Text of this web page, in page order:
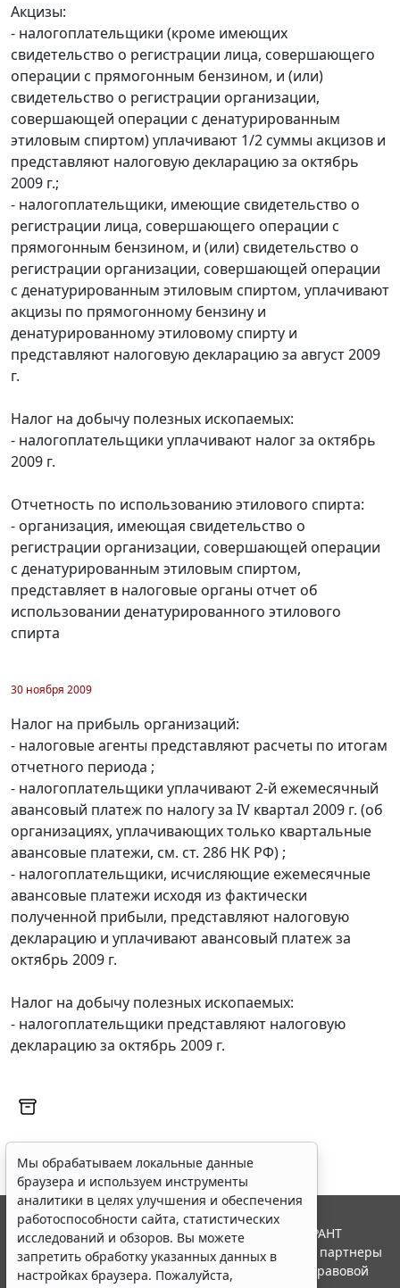
Акцизы:
- налогоплательщики (кроме имеющих
свидетельство о регистрации лица, совершающего
операции с прямогонным бензином, и (или)
свидетельство о регистрации организации,
совершающей операции с денатурированным
этиловым спиртом) уплачивают 1/2 суммы акцизов и
представляют налоговую декларацию за октябрь
2009 г.;
- налогоплательщики, имеющие свидетельство о
регистрации лица, совершающего операции с
прямогонным бензином, и (или) свидетельство о
регистрации организации, совершающей операции
с денатурированным этиловым спиртом, уплачивают
акцизы по прямогонному бензину и
денатурированному этиловому спирту и
представляют налоговую декларацию за август 2009
г.
Налог на добычу полезных ископаемых:
- налогоплательщики уплачивают налог за октябрь
2009 г.
Отчетность по использованию этилового спирта:
- организация, имеющая свидетельство о
регистрации организации, совершающей операции
с денатурированным этиловым спиртом,
представляет в налоговые органы отчет об
использовании денатурированного этилового
спирта
30 ноября 2009
Налог на прибыль организаций:
- налоговые агенты представляют расчеты по итогам
отчетного периода ;
- налогоплательщики уплачивают 2-й ежемесячный
авансовый платеж по налогу за IV квартал 2009 г. (об
организациях, уплачивающих только квартальные
авансовые платежи, см. ст. 286 НК РФ) ;
- налогоплательщики, исчисляющие ежемесячные
авансовые платежи исходя из фактически
полученной прибыли, представляют налоговую
декларацию и уплачивают авансовый платеж за
октябрь 2009 г.
Налог на добычу полезных ископаемых:
- налогоплательщики представляют налоговую
декларацию за октябрь 2009 г.
Мы обрабатываем локальные данные
браузера и используем инструменты
аналитики в целях улучшения и обеспечения
работоспособности сайта, статистических
исследований и обзоров. Вы можете
запретить обработку указанных данных в
настройках браузера. Пожалуйста,
© ООО "НПП "ГАРАНТ-СЕРВИС", 2026. Система ГАРАНТ
выпускается с 1990 года. Компания "Гарант" и ее партнеры
являются участниками Российской ассоциации правовой